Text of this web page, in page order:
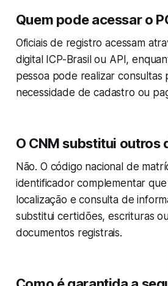
Quem pode acessar o
Oficiais de registro acessam
digital ICP-Brasil ou API,
pessoa pode realizar consultas
necessidade de cadastro ou
O CNM substitui outros
Não. O código nacional de
identificador complementar que
localização e consulta de
substitui certidões, escrituras
documentos registrais.